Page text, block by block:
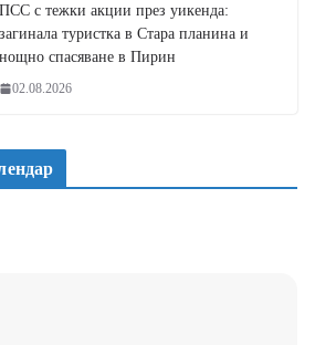
ПСС с тежки акции през уикенда:
загинала туристка в Стара планина и
нощно спасяване в Пирин
02.08.2026